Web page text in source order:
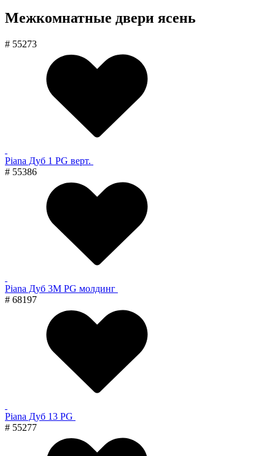
Межкомнатные двери ясень
# 55273
Piana Дуб 1 PG верт.
# 55386
Piana Дуб 3M PG молдинг
# 68197
Piana Дуб 13 PG
# 55277